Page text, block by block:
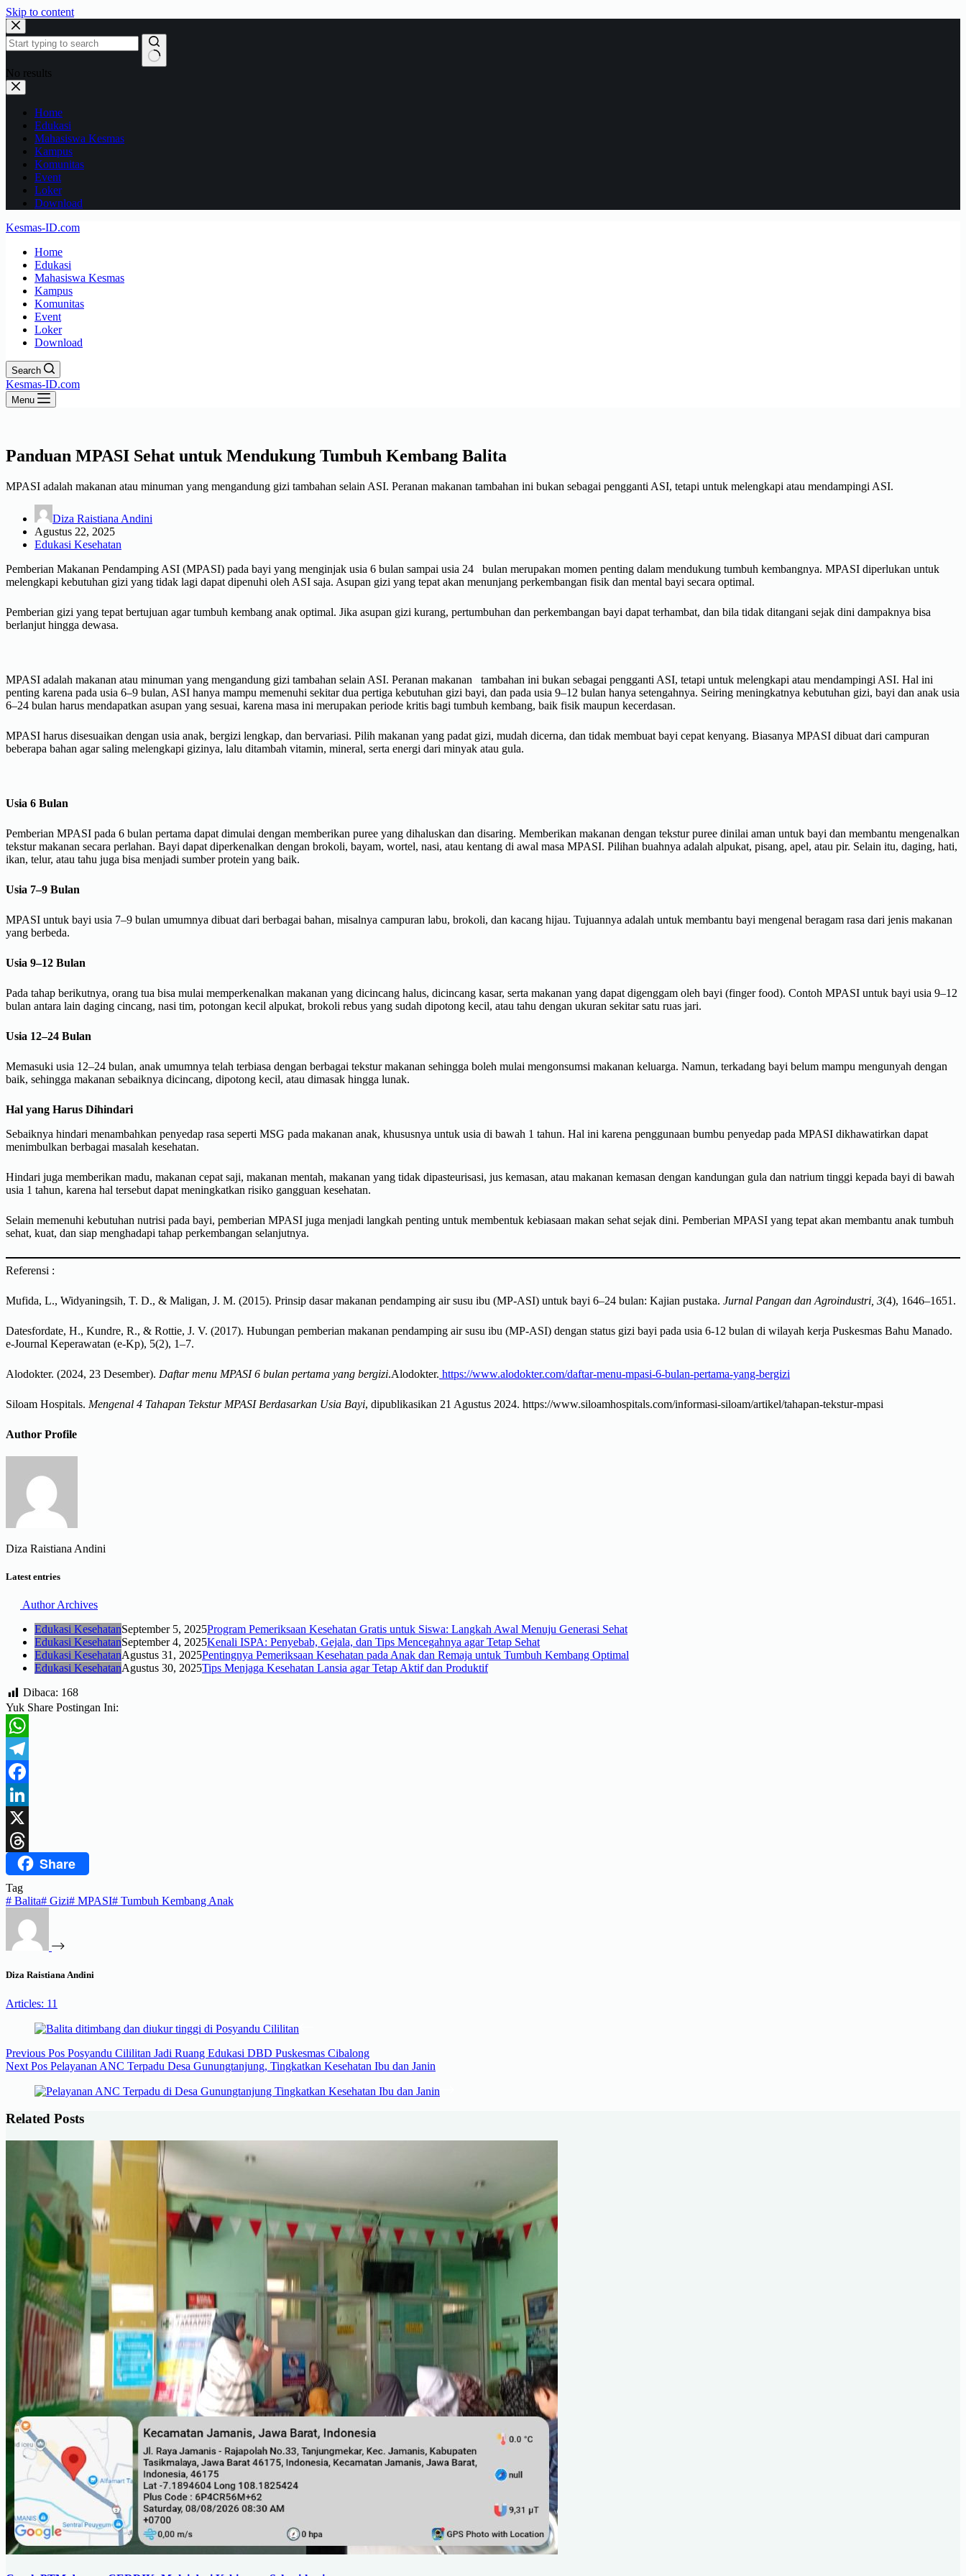
Skip to content
No results
Home
Edukasi
Mahasiswa Kesmas
Kampus
Komunitas
Event
Loker
Download
Kesmas-ID.com
Home
Edukasi
Mahasiswa Kesmas
Kampus
Komunitas
Event
Loker
Download
Search
Kesmas-ID.com
Menu
Panduan MPASI Sehat untuk Mendukung Tumbuh Kembang Balita
MPASI adalah makanan atau minuman yang mengandung gizi tambahan selain ASI. Peranan makanan tambahan ini bukan sebagai pengganti ASI, tetapi untuk melengkapi atau mendampingi ASI.
Diza Raistiana Andini
Agustus 22, 2025
Edukasi Kesehatan
Pemberian Makanan Pendamping ASI (MPASI) pada bayi yang menginjak usia 6 bulan sampai usia 24 bulan merupakan momen penting dalam mendukung tumbuh kembangnya. MPASI diperlukan untuk
melengkapi kebutuhan gizi yang tidak lagi dapat dipenuhi oleh ASI saja. Asupan gizi yang tepat akan menunjang perkembangan fisik dan mental bayi secara optimal.
Pemberian gizi yang tepat bertujuan agar tumbuh kembang anak optimal. Jika asupan gizi kurang, pertumbuhan dan perkembangan bayi dapat terhambat, dan bila tidak ditangani sejak dini dampaknya bisa
berlanjut hingga dewasa.
MPASI adalah makanan atau minuman yang mengandung gizi tambahan selain ASI. Peranan makanan tambahan ini bukan sebagai pengganti ASI, tetapi untuk melengkapi atau mendampingi ASI. Hal ini
penting karena pada usia 6–9 bulan, ASI hanya mampu memenuhi sekitar dua pertiga kebutuhan gizi bayi, dan pada usia 9–12 bulan hanya setengahnya. Seiring meningkatnya kebutuhan gizi, bayi dan anak usia
6–24 bulan harus mendapatkan asupan yang sesuai, karena masa ini merupakan periode kritis bagi tumbuh kembang, baik fisik maupun kecerdasan.
MPASI harus disesuaikan dengan usia anak, bergizi lengkap, dan bervariasi. Pilih makanan yang padat gizi, mudah dicerna, dan tidak membuat bayi cepat kenyang. Biasanya MPASI dibuat dari campuran
beberapa bahan agar saling melengkapi gizinya, lalu ditambah vitamin, mineral, serta energi dari minyak atau gula.
Usia 6 Bulan
Pemberian MPASI pada 6 bulan pertama dapat dimulai dengan memberikan puree yang dihaluskan dan disaring. Memberikan makanan dengan tekstur puree dinilai aman untuk bayi dan membantu mengenalkan
tekstur makanan secara perlahan. Bayi dapat diperkenalkan dengan brokoli, bayam, wortel, nasi, atau kentang di awal masa MPASI. Pilihan buahnya adalah alpukat, pisang, apel, atau pir. Selain itu, daging, hati,
ikan, telur, atau tahu juga bisa menjadi sumber protein yang baik.
Usia 7–9 Bulan
MPASI untuk bayi usia 7–9 bulan umumnya dibuat dari berbagai bahan, misalnya campuran labu, brokoli, dan kacang hijau. Tujuannya adalah untuk membantu bayi mengenal beragam rasa dari jenis makanan
yang berbeda.
Usia 9–12 Bulan
Pada tahap berikutnya, orang tua bisa mulai memperkenalkan makanan yang dicincang halus, dicincang kasar, serta makanan yang dapat digenggam oleh bayi (finger food). Contoh MPASI untuk bayi usia 9–12
bulan antara lain daging cincang, nasi tim, potongan kecil alpukat, brokoli rebus yang sudah dipotong kecil, atau tahu dengan ukuran sekitar satu ruas jari.
Usia 12–24 Bulan
Memasuki usia 12–24 bulan, anak umumnya telah terbiasa dengan berbagai tekstur makanan sehingga boleh mulai mengonsumsi makanan keluarga. Namun, terkadang bayi belum mampu mengunyah dengan
baik, sehingga makanan sebaiknya dicincang, dipotong kecil, atau dimasak hingga lunak.
Hal yang Harus Dihindari
Sebaiknya hindari menambahkan penyedap rasa seperti MSG pada makanan anak, khususnya untuk usia di bawah 1 tahun. Hal ini karena penggunaan bumbu penyedap pada MPASI dikhawatirkan dapat
menimbulkan berbagai masalah kesehatan.
Hindari juga memberikan madu, makanan cepat saji, makanan mentah, makanan yang tidak dipasteurisasi, jus kemasan, atau makanan kemasan dengan kandungan gula dan natrium tinggi kepada bayi di bawah
usia 1 tahun, karena hal tersebut dapat meningkatkan risiko gangguan kesehatan.
Selain memenuhi kebutuhan nutrisi pada bayi, pemberian MPASI juga menjadi langkah penting untuk membentuk kebiasaan makan sehat sejak dini. Pemberian MPASI yang tepat akan membantu anak tumbuh
sehat, kuat, dan siap menghadapi tahap perkembangan selanjutnya.
Referensi :
Mufida, L., Widyaningsih, T. D., & Maligan, J. M. (2015). Prinsip dasar makanan pendamping air susu ibu (MP-ASI) untuk bayi 6–24 bulan: Kajian pustaka. Jurnal Pangan dan Agroindustri, 3(4), 1646–1651.
Datesfordate, H., Kundre, R., & Rottie, J. V. (2017). Hubungan pemberian makanan pendamping air susu ibu (MP-ASI) dengan status gizi bayi pada usia 6-12 bulan di wilayah kerja Puskesmas Bahu Manado.
e-Journal Keperawatan (e-Kp), 5(2), 1–7.
Alodokter. (2024, 23 Desember). Daftar menu MPASI 6 bulan pertama yang bergizi.Alodokter. https://www.alodokter.com/daftar-menu-mpasi-6-bulan-pertama-yang-bergizi
Siloam Hospitals. Mengenal 4 Tahapan Tekstur MPASI Berdasarkan Usia Bayi, dipublikasikan 21 Agustus 2024. https://www.siloamhospitals.com/informasi-siloam/artikel/tahapan-tekstur-mpasi
Author Profile
Diza Raistiana Andini
Latest entries
Author Archives
Edukasi KesehatanSeptember 5, 2025Program Pemeriksaan Kesehatan Gratis untuk Siswa: Langkah Awal Menuju Generasi Sehat
Edukasi KesehatanSeptember 4, 2025Kenali ISPA: Penyebab, Gejala, dan Tips Mencegahnya agar Tetap Sehat
Edukasi KesehatanAgustus 31, 2025Pentingnya Pemeriksaan Kesehatan pada Anak dan Remaja untuk Tumbuh Kembang Optimal
Edukasi KesehatanAgustus 30, 2025Tips Menjaga Kesehatan Lansia agar Tetap Aktif dan Produktif
Dibaca: 168
Yuk Share Postingan Ini:
WhatsApp
Telegram
Facebook
LinkedIn
X
ThreadsShare
Tag
# Balita# Gizi# MPASI# Tumbuh Kembang Anak
Diza Raistiana Andini
Articles: 11
Previous Pos Posyandu Cililitan Jadi Ruang Edukasi DBD Puskesmas Cibalong
Next Pos Pelayanan ANC Terpadu Desa Gunungtanjung, Tingkatkan Kesehatan Ibu dan Janin
Related Posts